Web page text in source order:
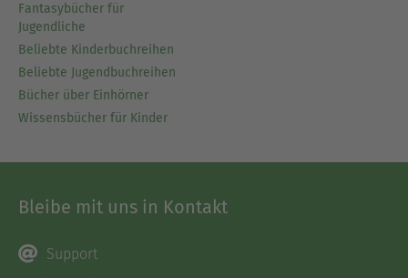
Fantasybücher für
Jugendliche
Beliebte Kinderbuchreihen
Beliebte Jugendbuchreihen
Bücher über Einhörner
Wissensbücher für Kinder
Bleibe mit uns in Kontakt
Support